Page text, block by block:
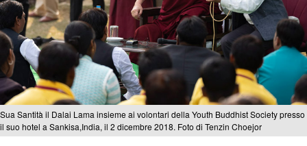
Sua Santità il Dalai Lama insieme ai volontari della Youth Buddhist Society presso
il suo hotel a Sankisa,India, il 2 dicembre 2018. Foto di Tenzin Choejor